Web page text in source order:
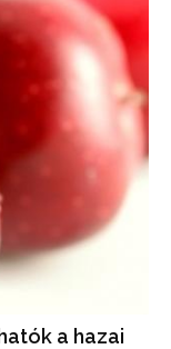
a hazai